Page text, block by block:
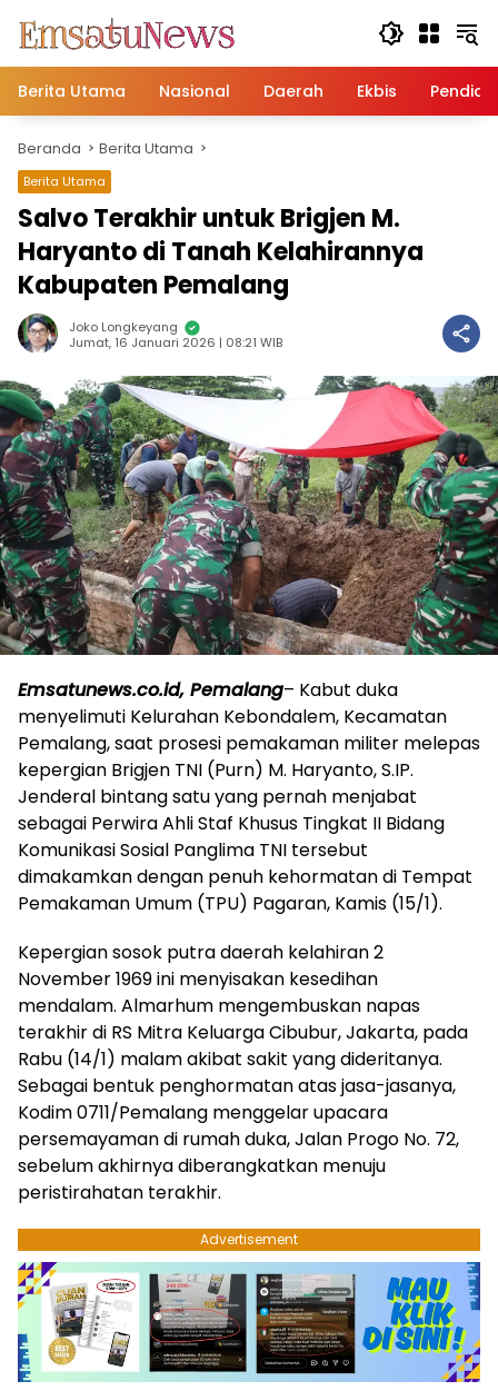
konten
Berita Utama
Nasional Daerah Ekbis
Beranda Berita Utama
Berita Utama
Salvo Terakhir untuk Brigjen M.
Haryanto di Tanah Kelahirannya
Kabupaten Pemalang
Joko Longkeyang
Jumat, 16 Januari 2026 | 08:21 WIB
Emsatunews.co.id, Pemalang– Kabut duka
menyelimuti Kelurahan Kebondalem, Kecamatan
Pemalang, saat prosesi pemakaman militer melepas
kepergian Brigjen TNI (Purn) M. Haryanto, S.IP.
Jenderal bintang satu yang pernah menjabat
sebagai Perwira Ahli Staf Khusus Tingkat II Bidang
Komunikasi Sosial Panglima TNI tersebut
dimakamkan dengan penuh kehormatan di Tempat
Pemakaman Umum (TPU) Pagaran, Kamis (15/1).
Kepergian sosok putra daerah kelahiran 2
November 1969 ini menyisakan kesedihan
mendalam. Almarhum mengembuskan napas
terakhir di RS Mitra Keluarga Cibubur, Jakarta, pada
Rabu (14/1) malam akibat sakit yang dideritanya.
Sebagai bentuk penghormatan atas jasa-jasanya,
Kodim 0711/Pemalang menggelar upacara
persemayaman di rumah duka, Jalan Progo No. 72,
sebelum akhirnya diberangkatkan menuju
peristirahatan terakhir.
Advertisement